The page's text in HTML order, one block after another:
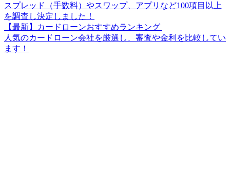
スプレッド（手数料）やスワップ、アプリなど100項目以上
を調査し決定しました！
【最新】カードローンおすすめランキング
人気のカードローン会社を厳選し、審査や金利を比較してい
ます！